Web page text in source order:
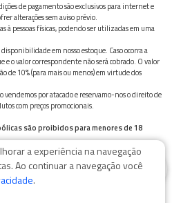
de pagamento são exclusivos para internet e
alterações sem aviso prévio.
à pessoas físicas, podendo ser utilizadas em uma
em nosso estoque. Caso ocorra a
e o valor correspondente não será cobrado. O valor
de 10% (para mais ou menos) em virtude dos
por atacado e reservamo-nos o direito de
com preços promocionais.
são proibidos para menores de 18
e, em excesso, provoca graves males à saúde.
a experiência na navegação
Ao continuar a navegação você
.